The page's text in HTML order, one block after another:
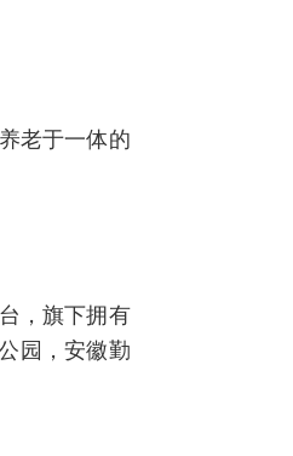
老于一体的
，旗下拥有
园，安徽勤